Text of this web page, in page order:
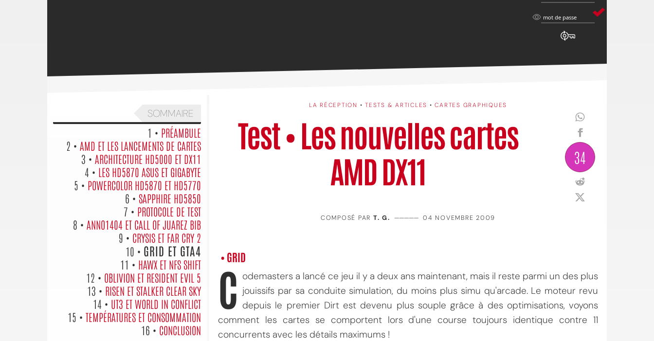
mot
mot de passe
LA RÉCEPTION •TESTS & ARTICLES •CARTES GRAPHIQUES
Test • Les nouvelles cartes
AMD DX11
34
COMPOSÉ PAR T. G. ————— 04 NOVEMBRE 2009
• GRID
C odemasters a lancé ce jeu il y a deux ans maintenant, mais il reste parmi un des plus
jouissifs par sa conduite simulation, du moins plus simu qu'arcade. Le moteur revu
depuis le premier Dirt est devenu plus souple grâce à des optimisations, voyons
comment les cartes se comportent lors d'une course toujours identique contre 11
concurrents avec les détails maximums !
SOMMAIRE
1 • PRÉAMBULE
2 • AMD ET LES LANCEMENTS DE CARTES
3 • ARCHITECTURE HD5000 ET DX11
4 • LES HD5870 ASUS ET GIGABYTE
5 • POWERCOLOR HD5870 ET HD5770
6 • SAPPHIRE HD5850
7 • PROTOCOLE DE TEST
8 • ANNO1404 ET CALL OF JUAREZ BIB
9 • CRYSIS ET FAR CRY 2
10 • GRID ET GTA4
11 • HAWX ET NFS SHIFT
12 • OBLIVION ET RESIDENT EVIL 5
13 • RISEN ET STALKER CLEAR SKY
14 • UT3 ET WORLD IN CONFLICT
15 • TEMPÉRATURES ET CONSOMMATION
16 • CONCLUSION